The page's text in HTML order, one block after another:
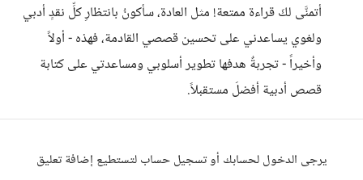
أتمنَّى لكَ قراءة ممتعة! مثل العادة، سأكونُ بانتظارِ كلِّ نقدٍ أدبي
ولغوي يساعدني على تحسين قصصي القادمة، فهذه - أولاً
وأخيراً - تجربةٌ هدفها تطوير أسلوبي ومساعدتي على كتابة
قصص أدبية أفضلَ مستقبلاً.
يرجى الدخول لحسابك أو تسجيل حساب لتستطيع إضافة تعليق